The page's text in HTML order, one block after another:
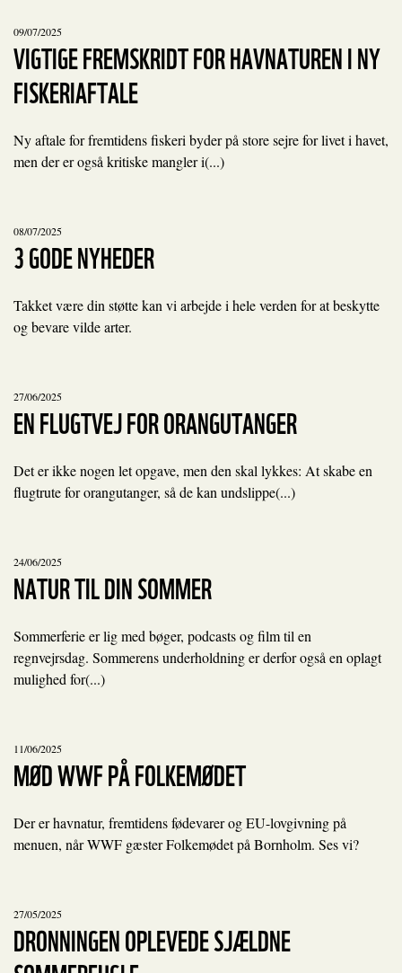
09/07/2025
VIGTIGE FREMSKRIDT FOR HAVNATUREN I NY
FISKERIAFTALE
Ny aftale for fremtidens fiskeri byder på store sejre for livet i havet,
men der er også kritiske mangler i(...)
08/07/2025
3 GODE NYHEDER
Takket være din støtte kan vi arbejde i hele verden for at beskytte
og bevare vilde arter.
27/06/2025
EN FLUGTVEJ FOR ORANGUTANGER
Det er ikke nogen let opgave, men den skal lykkes: At skabe en
flugtrute for orangutanger, så de kan undslippe(...)
24/06/2025
NATUR TIL DIN SOMMER
Sommerferie er lig med bøger, podcasts og film til en
regnvejrsdag. Sommerens underholdning er derfor også en oplagt
mulighed for(...)
11/06/2025
MØD WWF PÅ FOLKEMØDET
Der er havnatur, fremtidens fødevarer og EU-lovgivning på
menuen, når WWF gæster Folkemødet på Bornholm. Ses vi?
27/05/2025
DRONNINGEN OPLEVEDE SJÆLDNE